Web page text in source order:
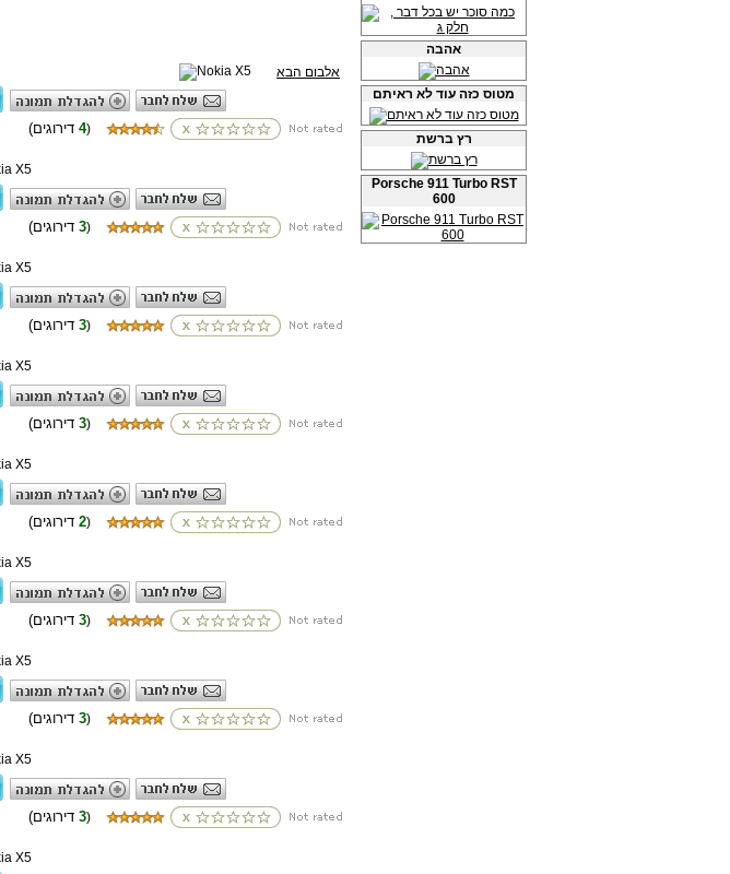
אלבום הבא
4)
3)
3)
3)
2)
3)
3)
3)
אהבה
מטוס כזה עוד לא ראיתם
רץ ברשת
Porsche 911 Turbo RST
600